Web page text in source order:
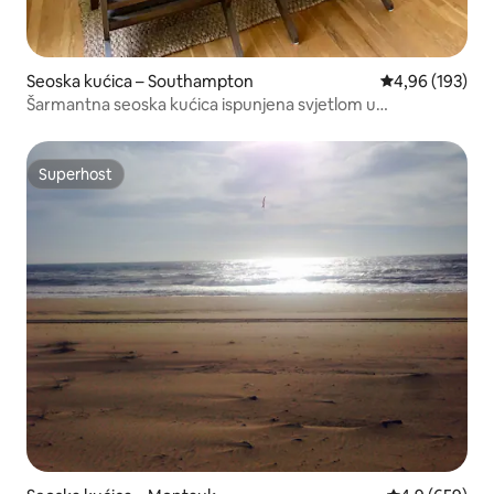
Seoska kućica – Southampton Prosječna
4,96 (193)
Šarmantna seoska kućica ispunjena svjetlom u
Superhost
Superhost